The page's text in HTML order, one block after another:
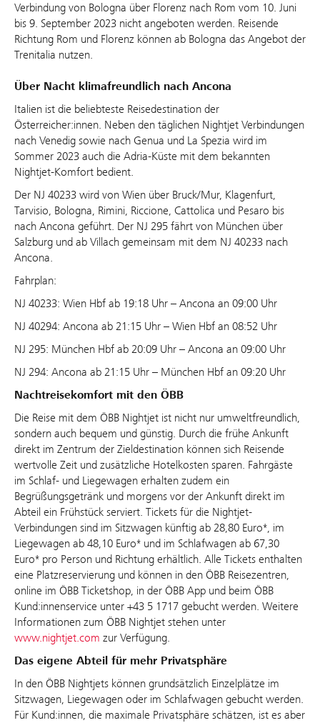
Verbindung von Bologna über Florenz nach Rom vom 10. Juni
bis 9. September 2023 nicht angeboten werden. Reisende
Richtung Rom und Florenz können ab Bologna das Angebot der
Trenitalia nutzen.
Über Nacht klimafreundlich nach Ancona
Italien ist die beliebteste Reisedestination der
Österreicher:innen. Neben den täglichen Nightjet Verbindungen
nach Venedig sowie nach Genua und La Spezia wird im
Sommer 2023 auch die Adria-Küste mit dem bekannten
Nightjet-Komfort bedient.
Der NJ 40233 wird von Wien über Bruck/Mur, Klagenfurt,
Tarvisio, Bologna, Rimini, Riccione, Cattolica und Pesaro bis
nach Ancona geführt. Der NJ 295 fährt von München über
Salzburg und ab Villach gemeinsam mit dem NJ 40233 nach
Ancona.
Fahrplan:
NJ 40233: Wien Hbf ab 19:18 Uhr – Ancona an 09:00 Uhr
NJ 40294: Ancona ab 21:15 Uhr – Wien Hbf an 08:52 Uhr
NJ 295: München Hbf ab 20:09 Uhr – Ancona an 09:00 Uhr
NJ 294: Ancona ab 21:15 Uhr – München Hbf an 09:20 Uhr
Nachtreisekomfort mit den ÖBB
Die Reise mit dem ÖBB Nightjet ist nicht nur umweltfreundlich,
sondern auch bequem und günstig. Durch die frühe Ankunft
direkt im Zentrum der Zieldestination können sich Reisende
wertvolle Zeit und zusätzliche Hotelkosten sparen. Fahrgäste
im Schlaf- und Liegewagen erhalten zudem ein
Begrüßungsgetränk und morgens vor der Ankunft direkt im
Abteil ein Frühstück serviert. Tickets für die Nightjet-
Verbindungen sind im Sitzwagen künftig ab 28,80 Euro*, im
Liegewagen ab 48,10 Euro* und im Schlafwagen ab 67,30
Euro* pro Person und Richtung erhältlich. Alle Tickets enthalten
eine Platzreservierung und können in den ÖBB Reisezentren,
online im ÖBB Ticketshop, in der ÖBB App und beim ÖBB
Kund:innenservice unter +43 5 1717 gebucht werden. Weitere
Informationen zum ÖBB Nightjet stehen unter
www.nightjet.com zur Verfügung.
Das eigene Abteil für mehr Privatsphäre
In den ÖBB Nightjets können grundsätzlich Einzelplätze im
Sitzwagen, Liegewagen oder im Schlafwagen gebucht werden.
Für Kund:innen, die maximale Privatsphäre schätzen, ist es aber